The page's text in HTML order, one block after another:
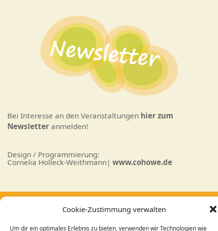
Cookie-Zustimmung verwalten
Um dir ein optimales Erlebnis zu bieten, verwenden wir Technologien wie
Bei Interesse an den Veranstaltungen hier zum
Newsletter anmelden!
Design / Programmierung:
Cornelia Holleck-Weithmann| www.cohowe.de